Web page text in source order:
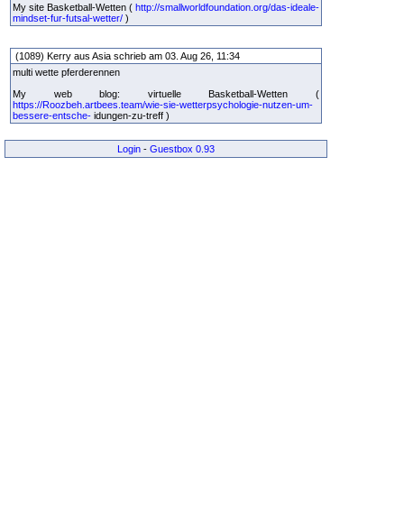
My site Basketball-Wetten ( http://smallworldfoundation.org/das-ideale-
mindset-fur-futsal-wetter/ )
(1089) Kerry aus Asia schrieb am 03. Aug 26, 11:34
multi wette pferderennen
My web blog: virtuelle Basketball-Wetten (
https://Roozbeh.artbees.team/wie-sie-wetterpsychologie-nutzen-um-
bessere-entsche- idungen-zu-treff )
Login - Guestbox 0.93